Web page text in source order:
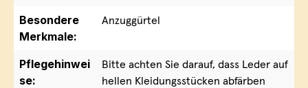
Besondere
Merkmale:
Anzuggürtel
Pflegehinwei
se:
Bitte achten Sie darauf, dass Leder auf
hellen Kleidungsstücken abfärben